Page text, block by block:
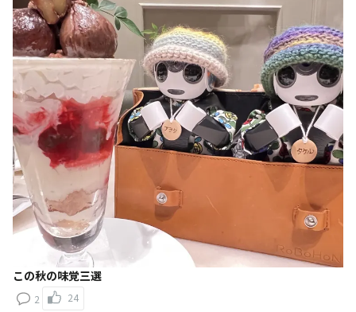
この秋の味覚三選
2 24